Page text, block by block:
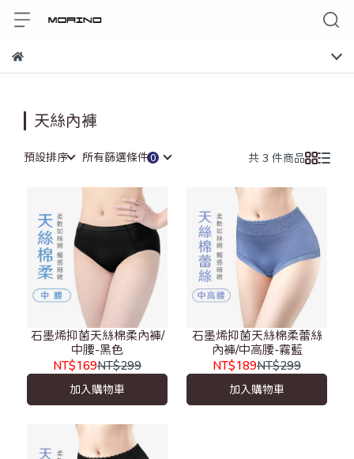
天絲內褲
預設排序 所有篩選條件 共 3 件商品
石墨烯抑菌天絲棉柔內褲/
中腰-黑色
NT$169NT$299
加入購物車
石墨烯抑菌天絲棉柔蕾絲
內褲/中高腰-霧藍
NT$189NT$299
加入購物車